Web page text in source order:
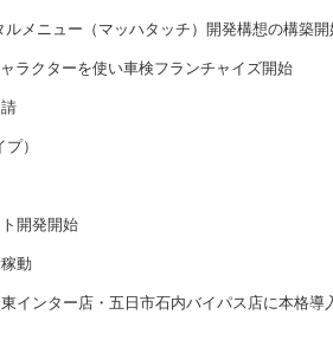
メニュー（マッハタッチ）開発構想の構築開
ラクターを使い車検フランチャイズ開始
）
開発開始
動
インター店・五日市石内バイパス店に本格導